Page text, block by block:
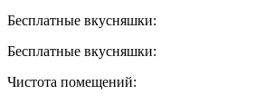
Бесплатные вкусняшки:
Бесплатные вкусняшки:
Чистота помещений: